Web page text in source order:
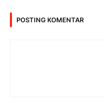
POSTING KOMENTAR